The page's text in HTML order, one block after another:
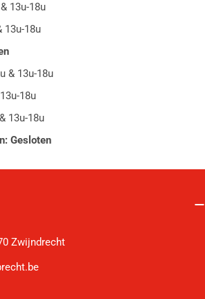
13u-18u
13u-18u
& 13u-18u
18u
13u-18u
Gesloten
Zwijndrecht